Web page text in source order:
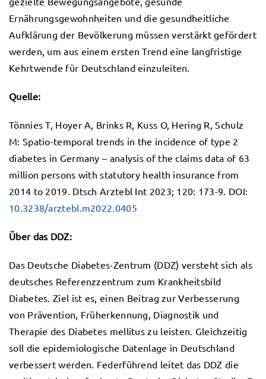
Ernährungsgewohnheiten und die gesundheitliche
Aufklärung der Bevölkerung müssen verstärkt gefördert
werden, um aus einem ersten Trend eine langfristige
Kehrtwende für Deutschland einzuleiten.
Quelle:
Tönnies T, Hoyer A, Brinks R, Kuss O, Hering R, Schulz
M: Spatio-temporal trends in the incidence of type 2
diabetes in Germany – analysis of the claims data of 63
million persons with statutory health insurance from
2014 to 2019. Dtsch Arztebl Int 2023; 120: 173-9. DOI:
10.3238/arztebl.m2022.0405
Über das DDZ:
Das Deutsche Diabetes-Zentrum (DDZ) versteht sich als
deutsches Referenzzentrum zum Krankheitsbild
Diabetes. Ziel ist es, einen Beitrag zur Verbesserung
von Prävention, Früherkennung, Diagnostik und
Therapie des Diabetes mellitus zu leisten. Gleichzeitig
soll die epidemiologische Datenlage in Deutschland
verbessert werden. Federführend leitet das DDZ die